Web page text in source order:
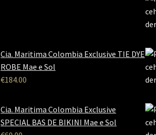
Cia. Maritima Colombia Exclusive TIE DYE
ROBE Mae e Sol
€184.00
Cia. Maritima Colombia Exclusive
SPECIAL BAS DE BIKINI Mae e Sol